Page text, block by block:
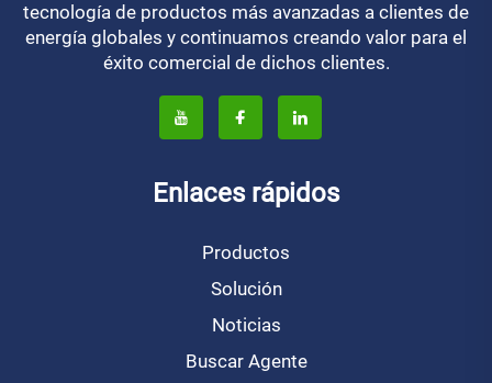
tecnología de productos más avanzadas a clientes de
energía globales y continuamos creando valor para el
éxito comercial de dichos clientes.
Enlaces rápidos
Productos
Solución
Noticias
Buscar Agente